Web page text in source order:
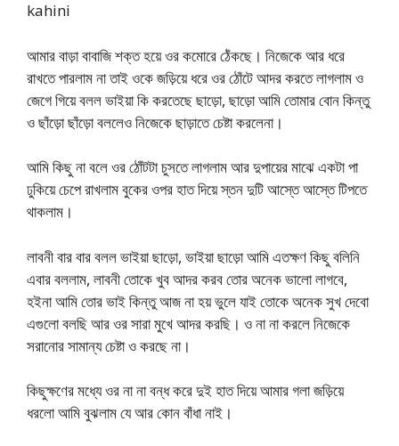
kahini
আমার বাড়া বাবাজি শক্ত হয়ে ওর কমোরে ঠেঁকছে। নিজেকে আর ধরে
রাখতে পারলাম না তাই ওকে জড়িয়ে ধরে ওর ঠোঁটে আদর করতে লাগলাম ও
জেগে গিয়ে বলল ভাইয়া কি করতেছে ছাড়ো, ছাড়ো আমি তোমার বোন কিন্তু
ও ছাঁড়ো ছাঁড়ো বললেও নিজেকে ছাড়াতে চেষ্টা করলেনা।
আমি কিছু না বলে ওর ঠোঁটটা চুসতে লাগলাম আর দুপায়ের মাঝে একটা পা
ঢুকিয়ে চেপে রাখলাম বুকের ওপর হাত দিয়ে স্তন দুটি আস্তে আস্তে টিপতে
থাকলাম।
লাবনী বার বার বলল ভাইয়া ছাড়ো, ভাইয়া ছাড়ো আমি এতক্ষণ কিছু বলিনি
এবার বললাম, লাবনী তোকে খুব আদর করব তোর অনেক ভালো লাগবে,
হইনা আমি তোর ভাই কিন্তু আজ না হয় ভুলে যাই তোকে অনেক সুখ দেবো
এগুলো বলছি আর ওর সারা মুখে আদর করছি। ও না না করলে নিজেকে
সরানোর সামান্য চেষ্টা ও করছে না।
কিছুক্ষণের মধ্যে ওর না না বন্ধ করে দুই হাত দিয়ে আমার গলা জড়িয়ে
ধরলো আমি বুঝলাম যে আর কোন বাঁধা নাই।